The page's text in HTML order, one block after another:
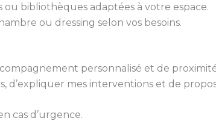
ou bibliothèques adaptées à votre espace.
ou dressing selon vos besoins.
personnalisé et de
d’expliquer mes interventions et de
cas d’urgence.